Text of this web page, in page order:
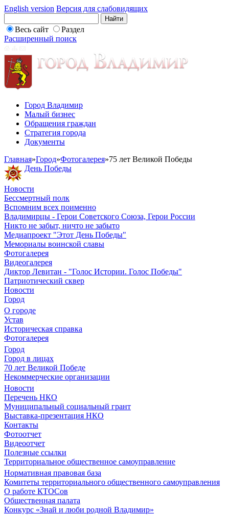
English version Версия для слабовидящих
Весь сайт
Раздел
Расширенный поиск
Город Владимир
Малый бизнес
Обращения граждан
Стратегия города
Документы
Главная»Город»Фотогалерея»75 лет Великой Победы
День Победы
Новости
Бессмертный полк
Вспомним всех поименно
Владимирцы - Герои Советского Союза, Герои России
Никто не забыт, ничто не забыто
Медиапроект "Этот День Победы"
Мемориалы воинской славы
Фотогалерея
Видеогалерея
Диктор Левитан - "Голос Истории. Голос Победы"
Патриотический сквер
Новости
Город
О городе
Устав
Историческая справка
Фотогалерея
Город
Город в лицах
70 лет Великой Победе
Некоммерческие организации
Новости
Перечень НКО
Муниципальный социальный грант
Выставка-презентация НКО
Контакты
Фотоотчет
Видеоотчет
Полезные ссылки
Территориальное общественное самоуправление
Нормативная правовая база
Комитеты территориального общественного самоуправления
О работе КТОСов
Общественная палата
Конкурс «Знай и люби родной Владимир»